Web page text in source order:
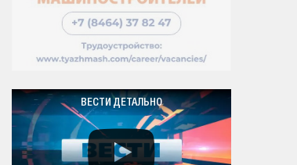
ВЕСТИ ДЕТАЛЬНО